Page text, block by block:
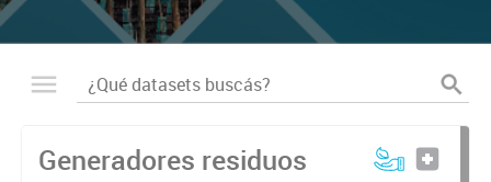
Generadores residuos